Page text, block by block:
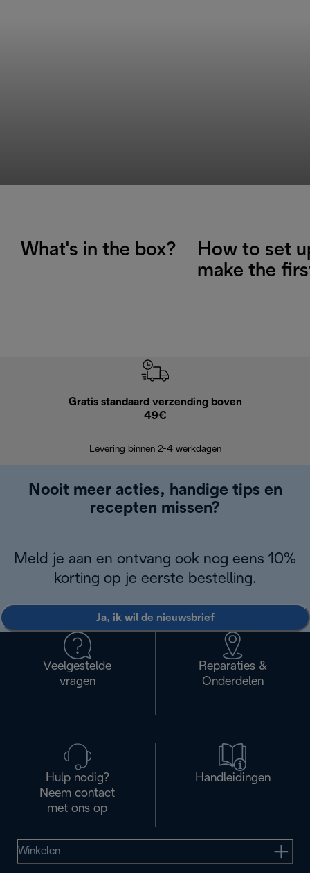
What's in the box?
How to set
make the
Gratis standaard verzending boven
49€
Levering binnen 2-4 werkdagen
Nooit meer acties, handige tips en
recepten missen?
Meld je aan en ontvang ook nog eens 10%
korting op je eerste bestelling.
Ja, ik wil de nieuwsbrief
Veelgestelde
vragen
Reparaties &
Onderdelen
Hulp nodig?
Neem contact
met ons op
Handleidingen
Winkelen